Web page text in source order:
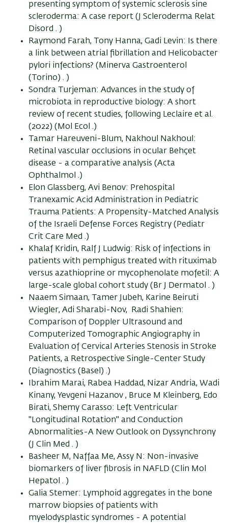
presenting symptom of systemic sclerosis sine
scleroderma: A case report (J Scleroderma Relat
Disord . )
Raymond Farah, Tony Hanna, Gadi Levin: Is there
a link between atrial fibrillation and Helicobacter
pylori infections? (Minerva Gastroenterol
(Torino) . )
Sondra Turjeman: Advances in the study of
microbiota in reproductive biology: A short
review of recent studies, following Leclaire et al.
(2022) (Mol Ecol .)
Tamar Hareuveni-Blum, Nakhoul Nakhoul:
Retinal vascular occlusions in ocular Behçet
disease - a comparative analysis (Acta
Ophthalmol .)
Elon Glassberg, Avi Benov: Prehospital
Tranexamic Acid Administration in Pediatric
Trauma Patients: A Propensity-Matched Analysis
of the Israeli Defense Forces Registry (Pediatr
Crit Care Med .)
Khalaf Kridin, Ralf J Ludwig: Risk of infections in
patients with pemphigus treated with rituximab
versus azathioprine or mycophenolate mofetil: A
large-scale global cohort study (Br J Dermatol . )
Naaem Simaan, Tamer Jubeh, Karine Beiruti
Wiegler, Adi Sharabi-Nov, Radi Shahien:
Comparison of Doppler Ultrasound and
Computerized Tomographic Angiography in
Evaluation of Cervical Arteries Stenosis in Stroke
Patients, a Retrospective Single-Center Study
(Diagnostics (Basel) .)
Ibrahim Marai, Rabea Haddad, Nizar Andria, Wadi
Kinany, Yevgeni Hazanov , Bruce M Kleinberg, Edo
Birati, Shemy Carasso: Left Ventricular
"Longitudinal Rotation" and Conduction
Abnormalities-A New Outlook on Dyssynchrony
(J Clin Med . )
Basheer M, Naffaa Me, Assy N: Non-invasive
biomarkers of liver fibrosis in NAFLD (Clin Mol
Hepatol . )
Galia Stemer: Lymphoid aggregates in the bone
marrow biopsies of patients with
myelodysplastic syndromes - A potential